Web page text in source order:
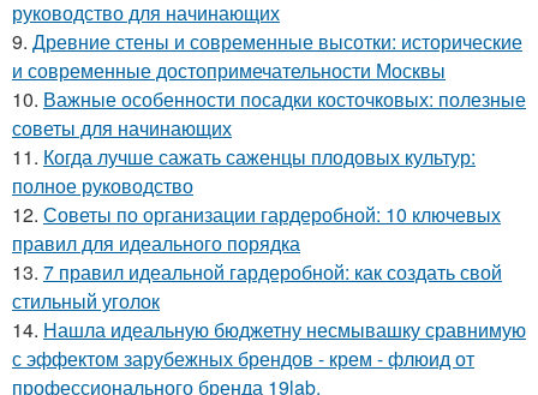
руководство для начинающих
9. Древние стены и современные высотки: исторические
и современные достопримечательности Москвы
10. Важные особенности посадки косточковых: полезные
советы для начинающих
11. Когда лучше сажать саженцы плодовых культур:
полное руководство
12. Советы по организации гардеробной: 10 ключевых
правил для идеального порядка
13. 7 правил идеальной гардеробной: как создать свой
стильный уголок
14. Нашла идеальную бюджетну несмывашку сравнимую
с эффектом зарубежных брендов - крем - флюид от
профессионального бренда 19lab.